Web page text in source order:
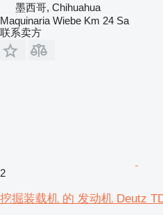
墨西哥, Chihuahua
Maquinaria Wiebe Km 24 Sa
联系卖方
2
挖掘装载机 的 发动机 Deutz